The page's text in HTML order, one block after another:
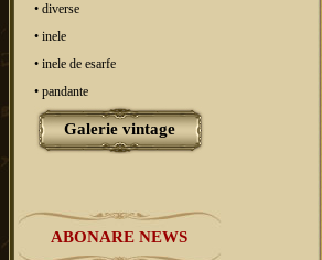
• diverse
• inele
• inele de esarfe
• pandante
Galerie vintage
ABONARE NEWS